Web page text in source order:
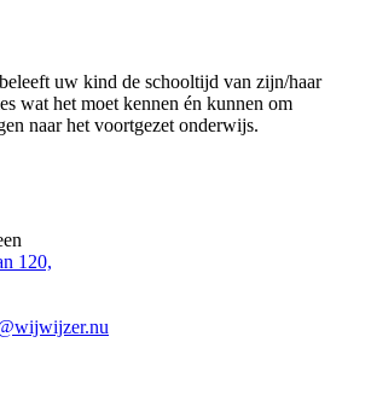
uw kind de schooltijd van zijn/haar
wat het moet kennen én kunnen om
naar het voortgezet onderwijs.
120,